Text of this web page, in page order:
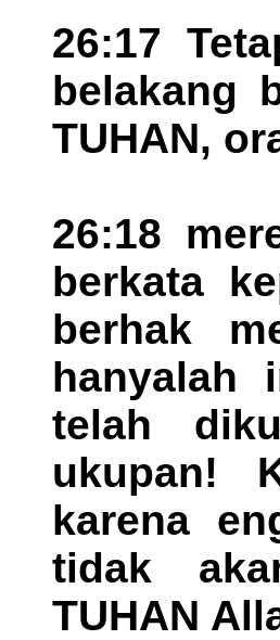
26:17
belakang
TUHAN,
26:18
berkata
berhak
hanyalah
telah
ukupan!
karena
tidak
TUHAN